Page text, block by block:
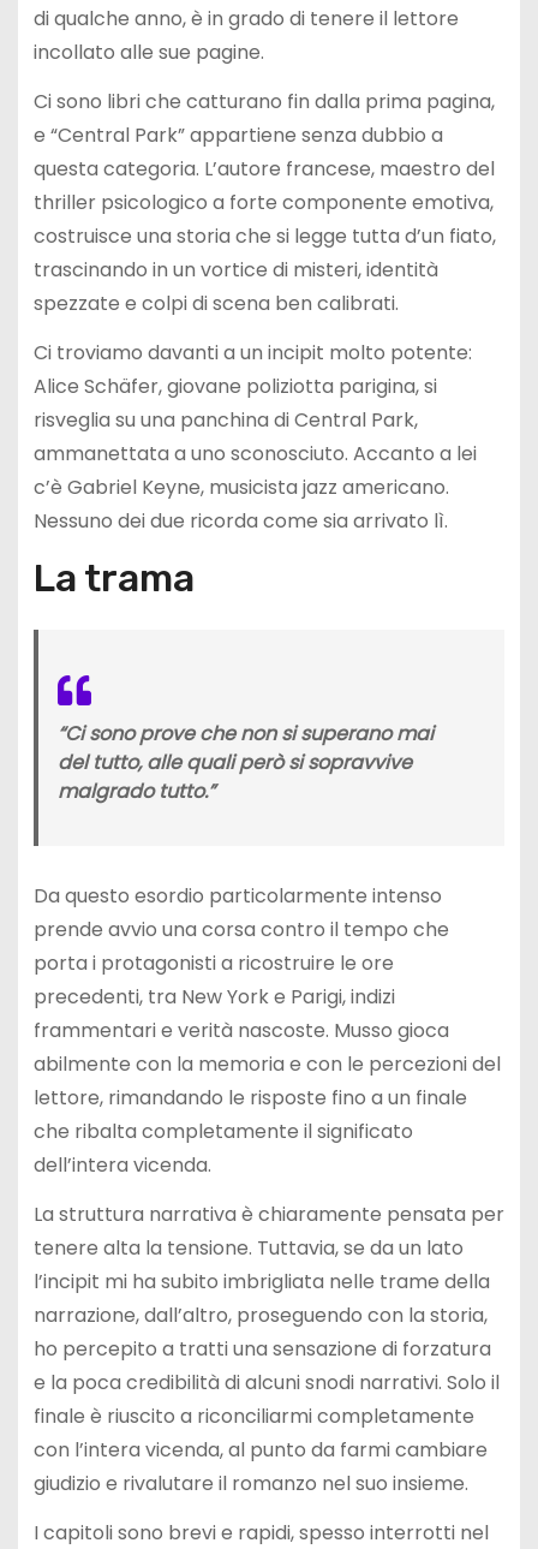
di qualche anno, è in grado di tenere il lettore
incollato alle sue pagine.
Ci sono libri che catturano fin dalla prima pagina,
e “Central Park” appartiene senza dubbio a
questa categoria. L’autore francese, maestro del
thriller psicologico a forte componente emotiva,
costruisce una storia che si legge tutta d’un fiato,
trascinando in un vortice di misteri, identità
spezzate e colpi di scena ben calibrati.
Ci troviamo davanti a un incipit molto potente:
Alice Schäfer, giovane poliziotta parigina, si
risveglia su una panchina di Central Park,
ammanettata a uno sconosciuto. Accanto a lei
c’è Gabriel Keyne, musicista jazz americano.
Nessuno dei due ricorda come sia arrivato lì.
La trama
“Ci sono prove che non si superano mai
del tutto, alle quali però si sopravvive
malgrado tutto.”
Da questo esordio particolarmente intenso
prende avvio una corsa contro il tempo che
porta i protagonisti a ricostruire le ore
precedenti, tra New York e Parigi, indizi
frammentari e verità nascoste. Musso gioca
abilmente con la memoria e con le percezioni del
lettore, rimandando le risposte fino a un finale
che ribalta completamente il significato
dell’intera vicenda.
La struttura narrativa è chiaramente pensata per
tenere alta la tensione. Tuttavia, se da un lato
l’incipit mi ha subito imbrigliata nelle trame della
narrazione, dall’altro, proseguendo con la storia,
ho percepito a tratti una sensazione di forzatura
e la poca credibilità di alcuni snodi narrativi. Solo il
finale è riuscito a riconciliarmi completamente
con l’intera vicenda, al punto da farmi cambiare
giudizio e rivalutare il romanzo nel suo insieme.
I capitoli sono brevi e rapidi, spesso interrotti nel